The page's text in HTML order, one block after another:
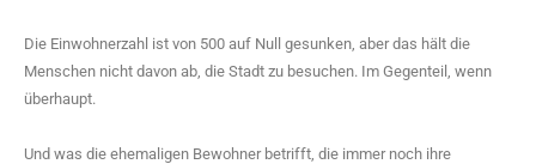
Die Einwohnerzahl ist von 500 auf Null gesunken, aber das hält die
Menschen nicht davon ab, die Stadt zu besuchen. Im Gegenteil, wenn
überhaupt.
Und was die ehemaligen Bewohner betrifft, die immer noch ihre